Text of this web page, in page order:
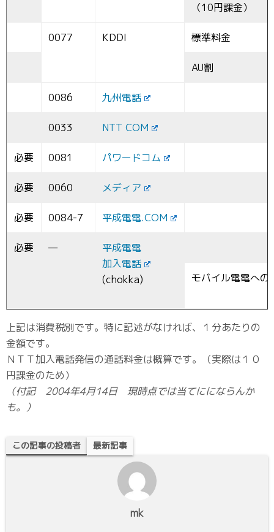
（10円課金）
0077 KDDI 標準料金
AU割
0086 九州電話
0033 NTT COM
必要 0081 パワードコム
必要 0060 メディア
必要 0084-7 平成電電.COM
必要 —
平成電電
加入電話
(chokka)
モバイル電電への
上記は消費税別です。特に記述がなければ、１分あたりの
金額です。
ＮＴＴ加入電話発信の通話料金は概算です。（実際は１０
円課金のため）
（付記 2004年4月14日 現時点では当てににならんか
も。）
この記事の投稿者 最新記事
mk